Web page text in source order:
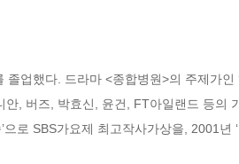
졸업했다. 드라마 <종합병원>의 주제가
안, 버즈, 박효신, 윤건, FT아일랜드 등의
으로 SBS가요제 최고작사가상을, 2001